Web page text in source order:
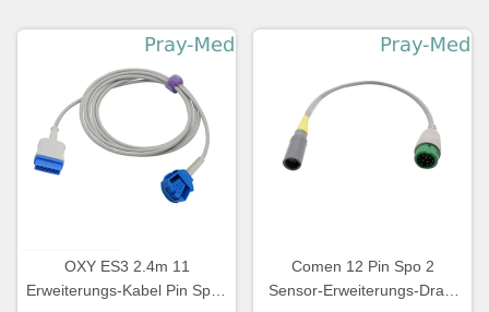
OXY ES3 2.4m 11
Erweiterungs-Kabel Pin Spos
Comen 12 Pin Spo 2
Sensor-Erweiterungs-Draht